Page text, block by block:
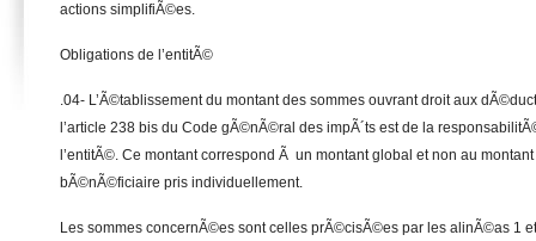
actions simplifiÃ©es.
Obligations de l’entitÃ©
.04- L’Ã©tablissement du montant des sommes ouvrant droit aux
l’article 238 bis du Code gÃ©nÃ©ral des impÃ´ts est de la
l’entitÃ©. Ce montant correspond Ã un montant global et non au
bÃ©nÃ©ficiaire pris individuellement.
Les sommes concernÃ©es sont celles prÃ©cisÃ©es par les alinÃ©as 1